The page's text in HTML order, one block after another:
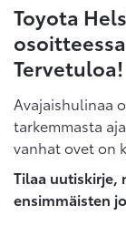
Toyota
Tervetuloa!
Avajaishulinaa
tarkemmasta
vanhat ovet on
Tilaa
ensimmäisten